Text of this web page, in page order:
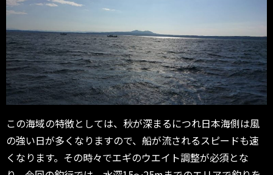
この海域の特徴としては、 秋が深まるにつれ日本海側は風
の強い日が多くなりますので、 船が流されるスピードも速
くなります。 その時々でエギのウエイト調整が必須とな